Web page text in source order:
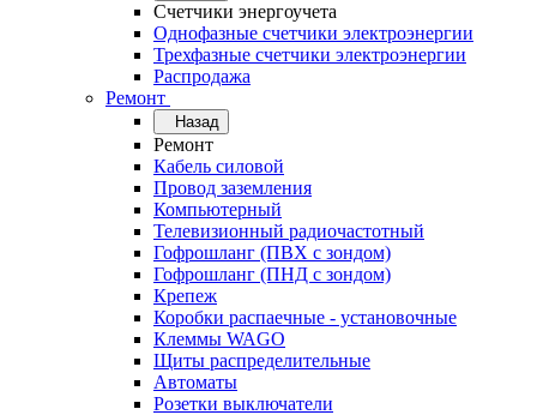
Счетчики энергоучета
Однофазные счетчики электроэнергии
Трехфазные счетчики электроэнергии
Распродажа
Ремонт
Назад
Ремонт
Кабель силовой
Провод заземления
Компьютерный
Телевизионный радиочастотный
Гофрошланг (ПВХ с зондом)
Гофрошланг (ПНД с зондом)
Крепеж
Коробки распаечные - установочные
Клеммы WAGO
Щиты распределительные
Автоматы
Розетки выключатели